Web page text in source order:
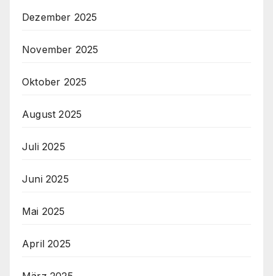
Dezember 2025
November 2025
Oktober 2025
August 2025
Juli 2025
Juni 2025
Mai 2025
April 2025